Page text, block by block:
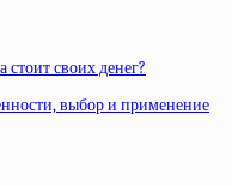
своих денег?
выбор и применение